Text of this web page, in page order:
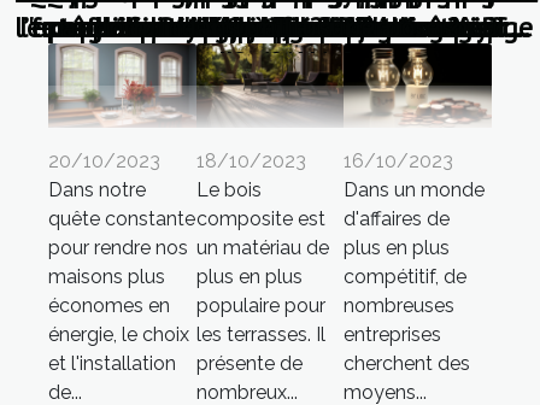
coton à travers les âges
rayonner la science
décoratives ?
fenêtres pour une efficacité énergétique
optimale
20/10/2023
Dans notre
quête constante
pour rendre nos
maisons plus
économes en
énergie, le choix
et l'installation
de...
avantages ?
18/10/2023
Le bois
composite est
un matériau de
plus en plus
populaire pour
les terrasses. Il
présente de
nombreux...
l'externalisation des services de nettoyage
16/10/2023
Dans un monde
d'affaires de
plus en plus
compétitif, de
nombreuses
entreprises
cherchent des
moyens...
photovoltaïques pour l'économie
d'Occitanie
l'emploi local
production de meubles en bois massif
solutions innovantes
débouchage des canalisations
sur mesure pour votre maison
appartement ?
solaire à Bordeaux
jardin ?
magnifique maison, celle tant rêvée ?
WC japonais
vous aider à économiser de l'énergie
l’entreprise Batibal de constructeurs à Blois
?
un modèle performant
réussir votre projet
parfaire une nouvelle décoration pour
votre pièce ?
dormir dans un lit superposé ?